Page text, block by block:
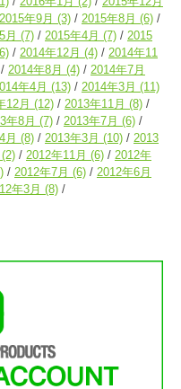
2015年9月 (3) 2015年8月 (6)
月 (7) 2015年4月 (7)
2015
2014年12月 (4)
2014年11
2014年8月 (4)
2014年7月
年4月 (13) 2014年3月 (11)
12月 (12) 2013年11月 (8)
年8月 (7) 2013年7月 (6)
月 (8) 2013年3月 (10)
2013
(2) 2012年11月 (6)
2012年
2012年7月 (6)
2012年6月
年3月 (8)